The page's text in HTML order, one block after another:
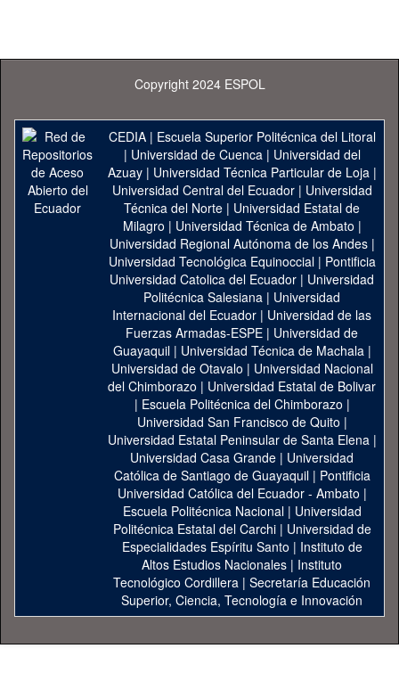
Copyright 2024 ESPOL
CEDIA| Escuela Superior Politécnica del Litoral
| Universidad de Cuenca| Universidad del
Azuay| Universidad Técnica Particular de Loja|
Universidad Central del Ecuador| Universidad
Técnica del Norte | Universidad Estatal de
Milagro | Universidad Técnica de Ambato |
Universidad Regional Autónoma de los Andes|
Universidad Tecnológica Equinoccial| Pontificia
Universidad Catolica del Ecuador | Universidad
Politécnica Salesiana | Universidad
Internacional del Ecuador | Universidad de las
Fuerzas Armadas-ESPE | Universidad de
Guayaquil| Universidad Técnica de Machala|
Universidad de Otavalo | Universidad Nacional
del Chimborazo | Universidad Estatal de Bolivar
| Escuela Politécnica del Chimborazo |
Universidad San Francisco de Quito |
Universidad Estatal Peninsular de Santa Elena|
Universidad Casa Grande | Universidad
Católica de Santiago de Guayaquil| Pontificia
Universidad Católica del Ecuador - Ambato |
Escuela Politécnica Nacional| Universidad
Politécnica Estatal del Carchi| Universidad de
Especialidades Espíritu Santo | Instituto de
Altos Estudios Nacionales | Instituto
Tecnológico Cordillera | Secretaría Educación
Superior, Ciencia, Tecnología e Innovación